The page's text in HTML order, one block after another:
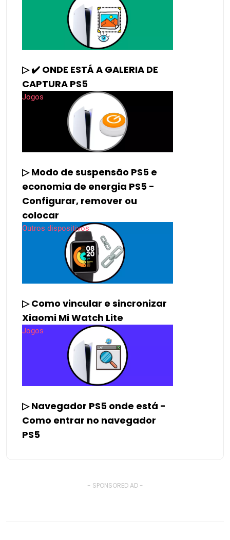
▷ ✔️ ONDE ESTÁ A GALERIA DE
CAPTURA PS5
Jogos
▷ Modo de suspensão PS5 e
economia de energia PS5 -
Configurar, remover ou
colocar
Outros dispositivos
▷ Como vincular e sincronizar
Xiaomi Mi Watch Lite
Jogos
▷ Navegador PS5 onde está -
Como entrar no navegador
PS5
- SPONSORED AD -